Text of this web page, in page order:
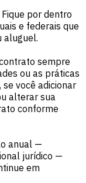
Fique por dentro
e federais que
aluguel.
sempre
ou as práticas
você adicionar
alterar sua
conforme
anual —
jurídico —
em